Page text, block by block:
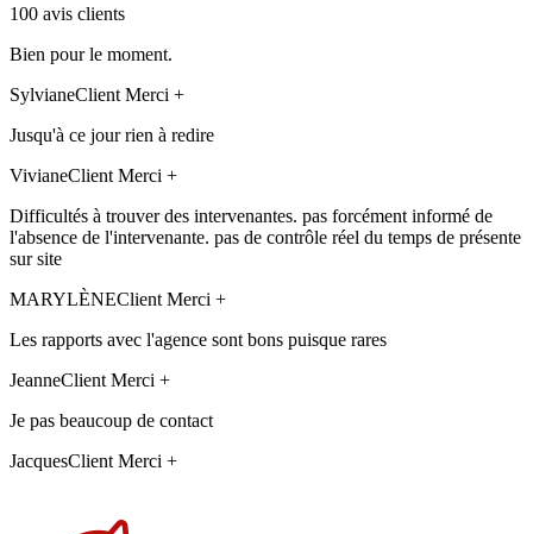
100 avis clients
Bien pour le moment.
SylvianeClient Merci +
Jusqu'à ce jour rien à redire
VivianeClient Merci +
Difficultés à trouver des intervenantes. pas forcément informé de
l'absence de l'intervenante. pas de contrôle réel du temps de présente
sur site
MARYLÈNEClient Merci +
Les rapports avec l'agence sont bons puisque rares
JeanneClient Merci +
Je pas beaucoup de contact
JacquesClient Merci +